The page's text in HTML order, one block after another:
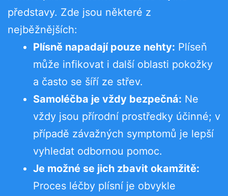
představy. Zde jsou některé z
nejběžnějších:
Plísně napadají pouze nehty: Plíseň
může infikovat i další oblasti pokožky
a často se šíří ze střev.
Samoléčba je vždy bezpečná: Ne
vždy jsou přírodní prostředky účinné; v
případě závažných symptomů je lepší
vyhledat odbornou pomoc.
Je možné se jich zbavit okamžitě:
Proces léčby plísní je obvykle